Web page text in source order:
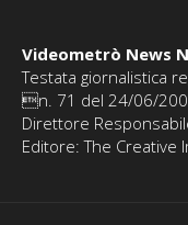
Videometrò News
Testata giornalistica
n. 71 del 24/06/
Direttore
Editore: The Creative